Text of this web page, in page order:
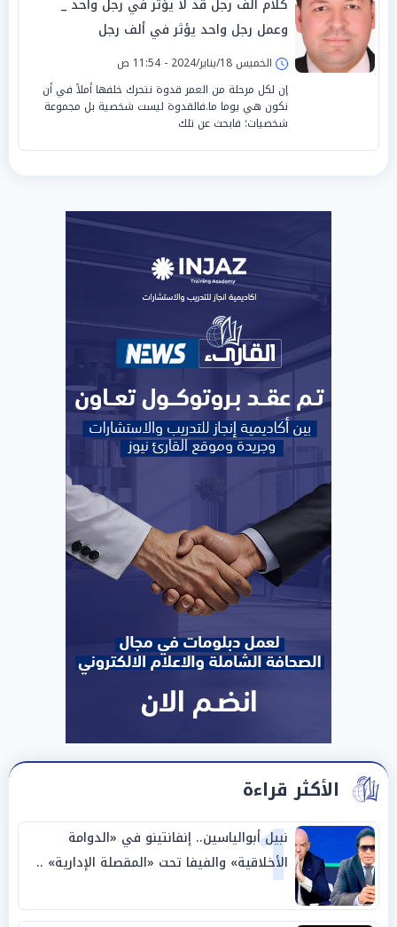
وعمل رجل واحد يؤثر في ألف رجل
الخميس 18/يناير/2024 - 11:54 ص
إن لكل مرحلة من العمر قدوة نتحرك خلفها أملاً في أن
نكون هي يوما ما.فالقدوة ليست شخصية بل مجموعة
شخصيات؛ فابحث عن تلك
الأكثر قراءة
1
نبيل أبوالياسين.. إنفانتينو في «الدوامة
الأخلاقية» والفيفا تحت «المقصلة الإدارية» ..
«عبادة العرش وجنازة المصداقية»